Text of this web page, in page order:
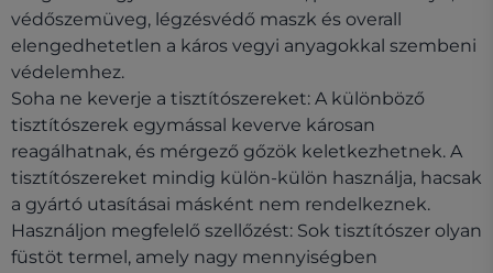
védőszemüveg, légzésvédő maszk és overall
elengedhetetlen a káros vegyi anyagokkal szembeni
védelemhez.
Soha ne keverje a tisztítószereket: A különböző
tisztítószerek egymással keverve károsan
reagálhatnak, és mérgező gőzök keletkezhetnek. A
tisztítószereket mindig külön-külön használja, hacsak
a gyártó utasításai másként nem rendelkeznek.
Használjon megfelelő szellőzést: Sok tisztítószer olyan
füstöt termel, amely nagy mennyiségben